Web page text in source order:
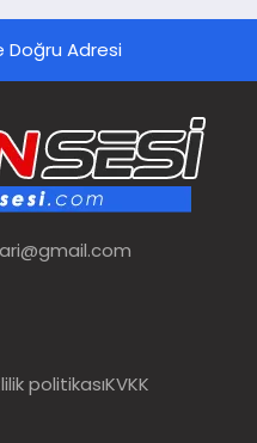
Doğru Adresi
politikasıKVKK